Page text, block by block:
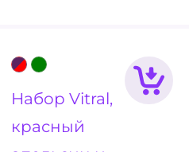
Набор Vitral,
красный